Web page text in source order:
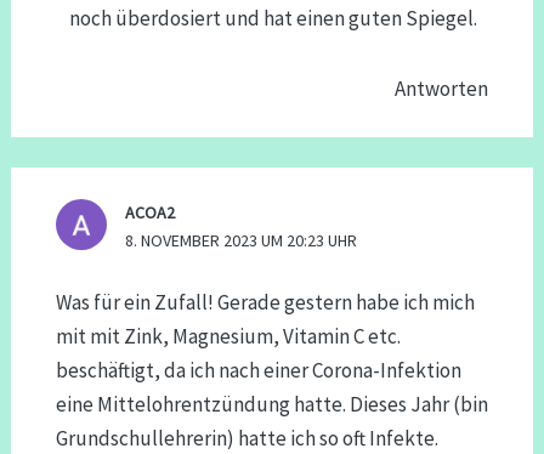
noch überdosiert und hat einen guten Spiegel.
Antworten
ACOA2
8. NOVEMBER 2023 UM 20:23 UHR
Was für ein Zufall! Gerade gestern habe ich mich
mit mit Zink, Magnesium, Vitamin C etc.
beschäftigt, da ich nach einer Corona-Infektion
eine Mittelohrentzündung hatte. Dieses Jahr (bin
Grundschullehrerin) hatte ich so oft Infekte.